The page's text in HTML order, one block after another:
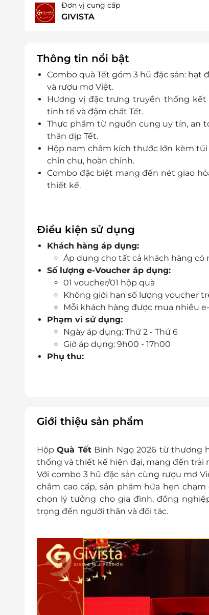
Đơn vị cung cấp
GIVISTA
Thông tin nổi bật
Combo quà Tết gồm 3 hũ đặc sản: hạt
và rượu mơ Việt.
Hương vị đặc trưng truyền thống
tinh tế và đậm chất Tết.
Thực phẩm từ nguồn cung uy tín, an
thân dịp Tết.
Hộp nam châm kích thước lớn kèm
chỉn chu, hoàn chỉnh.
Combo đặc biệt mang đến nét giao
thiết kế.
Thiết kế độc quyền với tone màu
Gói quà lý tưởng cho gia đình hoặc
và ý nghĩa đáng nhớ.
Săn deal dễ dàng trên LifeLink –
mẫu quà Tết hot.
Điều kiện sử dụng
Khách hàng áp dụng:
Áp dụng cho tất cả khách hàng có
Số lượng e-Voucher áp dụng:
01 voucher/01 hộp quà
Không giới hạn số lượng voucher
Mỗi khách hàng được mua nhiều
Phạm vi sử dụng:
Ngày áp dụng: Thứ 2 - Thứ 6
Giờ áp dụng: 9h00 - 17h00
Phụ thu:
Facebook:https://fb.me/
Bước 2. Cung cấp mã voucher để
Điều kiện khác:
e-Voucher/e-Coupon không có
Không áp dụng đồng thời với
Voucher chưa bao gồm phí vận
Giới thiệu sản phẩm
HộpQuà TếtBính Ngọ 2026 từ thương
thống và thiết kế hiện đại, mang đến trải
Với combo 3 hũ đặc sản cùng rượu mơ
châm cao cấp, sản phẩm hứa hẹn
chọn lý tưởng cho gia đình, đồng
trọng đến người thân và đối tác.